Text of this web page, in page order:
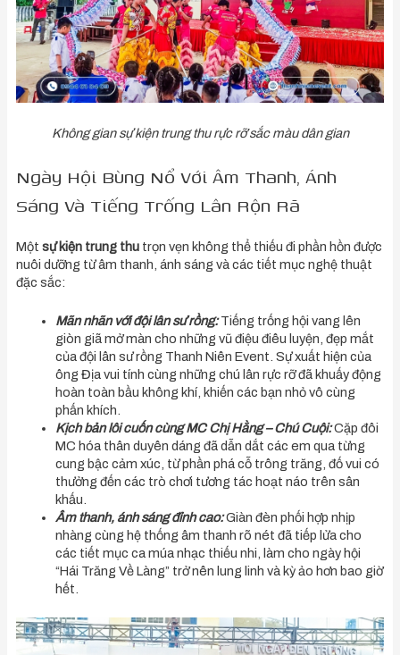
Không gian sự kiện trung thu rực rỡ sắc màu dân gian
Ngày Hội Bùng Nổ Với Âm Thanh, Ánh
Sáng Và Tiếng Trống Lân Rộn Rã
Một sự kiện trung thutrọn vẹn không thể thiếu đi phần hồn được
nuôi dưỡng từ âm thanh, ánh sáng và các tiết mục nghệ thuật
đặc sắc:
Mãn nhãn với đội lân sư rồng:Tiếng trống hội vang lên
giòn giã mở màn cho những vũ điệu điêu luyện, đẹp mắt
của đội lân sư rồng Thanh Niên Event. Sự xuất hiện của
ông Địa vui tính cùng những chú lân rực rỡ đã khuấy động
hoàn toàn bầu không khí, khiến các bạn nhỏ vô cùng
phấn khích.
Kịch bản lôi cuốn cùng MC Chị Hằng – Chú Cuội:Cặp đôi
MC hóa thân duyên dáng đã dẫn dắt các em qua từng
cung bậc cảm xúc, từ phần phá cỗ trông trăng, đố vui có
thưởng đến các trò chơi tương tác hoạt náo trên sân
khấu.
Âm thanh, ánh sáng đỉnh cao:Giàn đèn phối hợp nhịp
nhàng cùng hệ thống âm thanh rõ nét đã tiếp lửa cho
các tiết mục ca múa nhạc thiếu nhi, làm cho ngày hội
“Hái Trăng Về Làng” trở nên lung linh và kỳ ảo hơn bao giờ
hết.